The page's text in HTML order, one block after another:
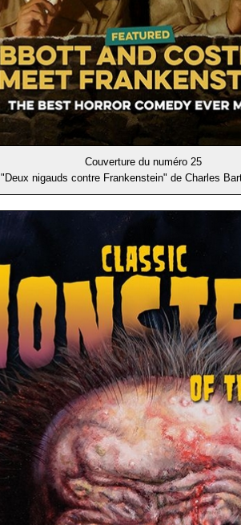
Couverture du numéro 25
"Deux nigauds contre Frankenstein" de Charles